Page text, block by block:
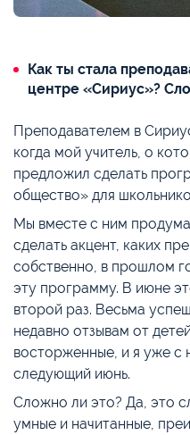
Как ты стала
центре «Сириус»?
Преподавателем в
когда мой учитель, о
предложил сделать
общество» для
Мы вместе с ним
сделать акцент, каких
собственно, в прошлом
эту программу. В июне
второй раз. Весьма
недавно отзывам от
восторженные, и я уже с
следующий июнь.
Сложно ли это? Да, это
умные и начитанные,